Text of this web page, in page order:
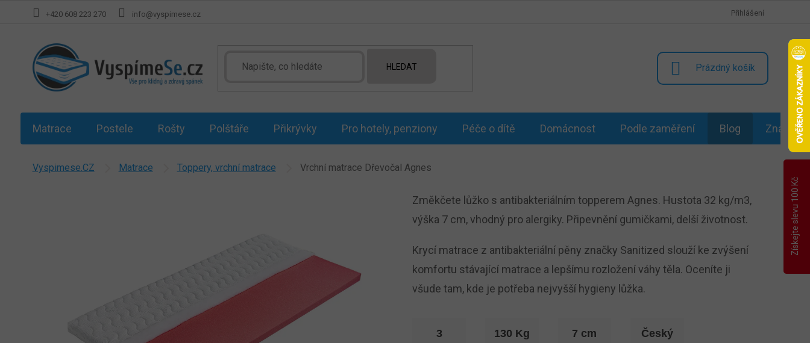
+420 608 223 270 info@vyspimese.cz Přihlášení
HLEDAT
NÁKUPNÍ
KOŠÍK
Prázdný košík
Matrace Postele Rošty Polštáře Přikrývky Pro hotely, penziony Péče o dítě Domácnost Podle zaměření Blog Značky
Vyspimese.CZ Matrace Toppery, vrchní matrace Vrchní matrace Dřevočal Agnes
Změkčete lůžko s antibakteriálním topperem Agnes. Hustota 32 kg/m3,
výška 7 cm, vhodný pro alergiky. Připevnění gumičkami, delší životnost.
Krycí matrace z antibakteriální pěny značky Sanitized slouží ke zvýšení
komfortu stávající matrace a lepšímu rozložení váhy těla. Oceníte ji
všude tam, kde je potřeba nejvyšší hygieny lůžka.
3 130 Kg 7 cm Český
Získejte slevu 100 Kč